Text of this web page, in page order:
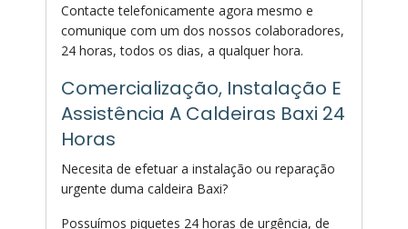
Contacte telefonicamente agora mesmo e
comunique com um dos nossos colaboradores,
24 horas, todos os dias, a qualquer hora.
Comercialização, Instalação E
Assistência A Caldeiras Baxi 24
Horas
Necesita de efetuar a instalação ou reparação
urgente duma caldeira Baxi?
Possuímos piquetes 24 horas de urgência, de